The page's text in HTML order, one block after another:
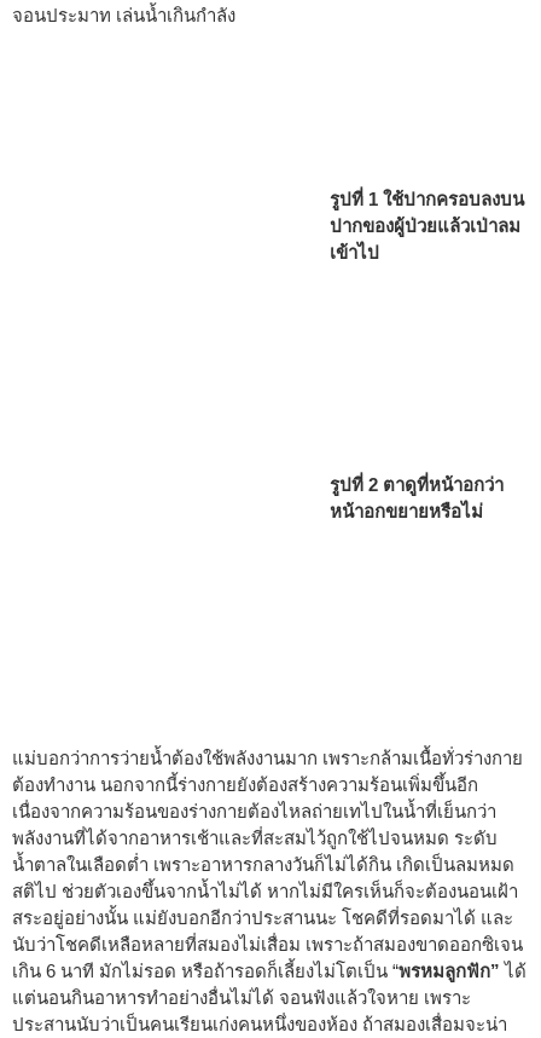
จอนประมาท เล่นน้ำเกินกำลัง
รูปที่ 1 ใช้ปากครอบลงบน
ปากของผู้ป่วยแล้วเป่าลม
เข้าไป
รูปที่ 2 ตาดูที่หน้าอกว่า
หน้าอกขยายหรือไม่
แม่บอกว่าการว่ายน้ำต้องใช้พลังงานมาก เพราะกล้ามเนื้อทั่วร่างกาย
ต้องทำงาน นอกจากนี้ร่างกายยังต้องสร้างความร้อนเพิ่มขึ้นอีก
เนื่องจากความร้อนของร่างกายต้องไหลถ่ายเทไปในน้ำที่เย็นกว่า
พลังงานที่ได้จากอาหารเช้าและที่สะสมไว้ถูกใช้ไปจนหมด ระดับ
น้ำตาลในเลือดต่ำ เพราะอาหารกลางวันก็ไม่ได้กิน เกิดเป็นลมหมด
สติไป ช่วยตัวเองขึ้นจากน้ำไม่ได้ หากไม่มีใครเห็นก็จะต้องนอนเฝ้า
สระอยู่อย่างนั้น แม่ยังบอกอีกว่าประสานนะ โชคดีที่รอดมาได้ และ
นับว่าโชคดีเหลือหลายที่สมองไม่เสื่อม เพราะถ้าสมองขาดออกซิเจน
เกิน 6 นาที มักไม่รอด หรือถ้ารอดก็เลี้ยงไม่โตเป็น “พรหมลูกฟัก”ได้
แต่นอนกินอาหารทำอย่างอื่นไม่ได้ จอนฟังแล้วใจหาย เพราะ
ประสานนับว่าเป็นคนเรียนเก่งคนหนึ่งของห้อง ถ้าสมองเสื่อมจะน่า